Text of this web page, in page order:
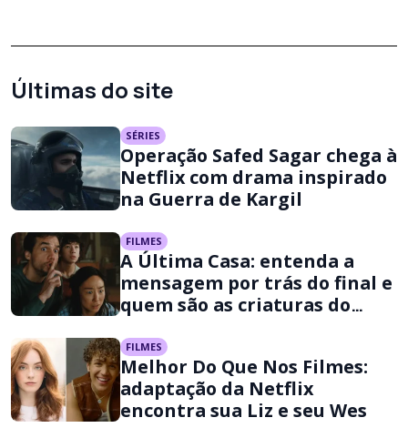
Últimas do site
SÉRIES
Operação Safed Sagar chega à
Netflix com drama inspirado
na Guerra de Kargil
FILMES
A Última Casa: entenda a
mensagem por trás do final e
quem são as criaturas do
FILMES
Melhor Do Que Nos Filmes:
adaptação da Netflix
encontra sua Liz e seu Wes